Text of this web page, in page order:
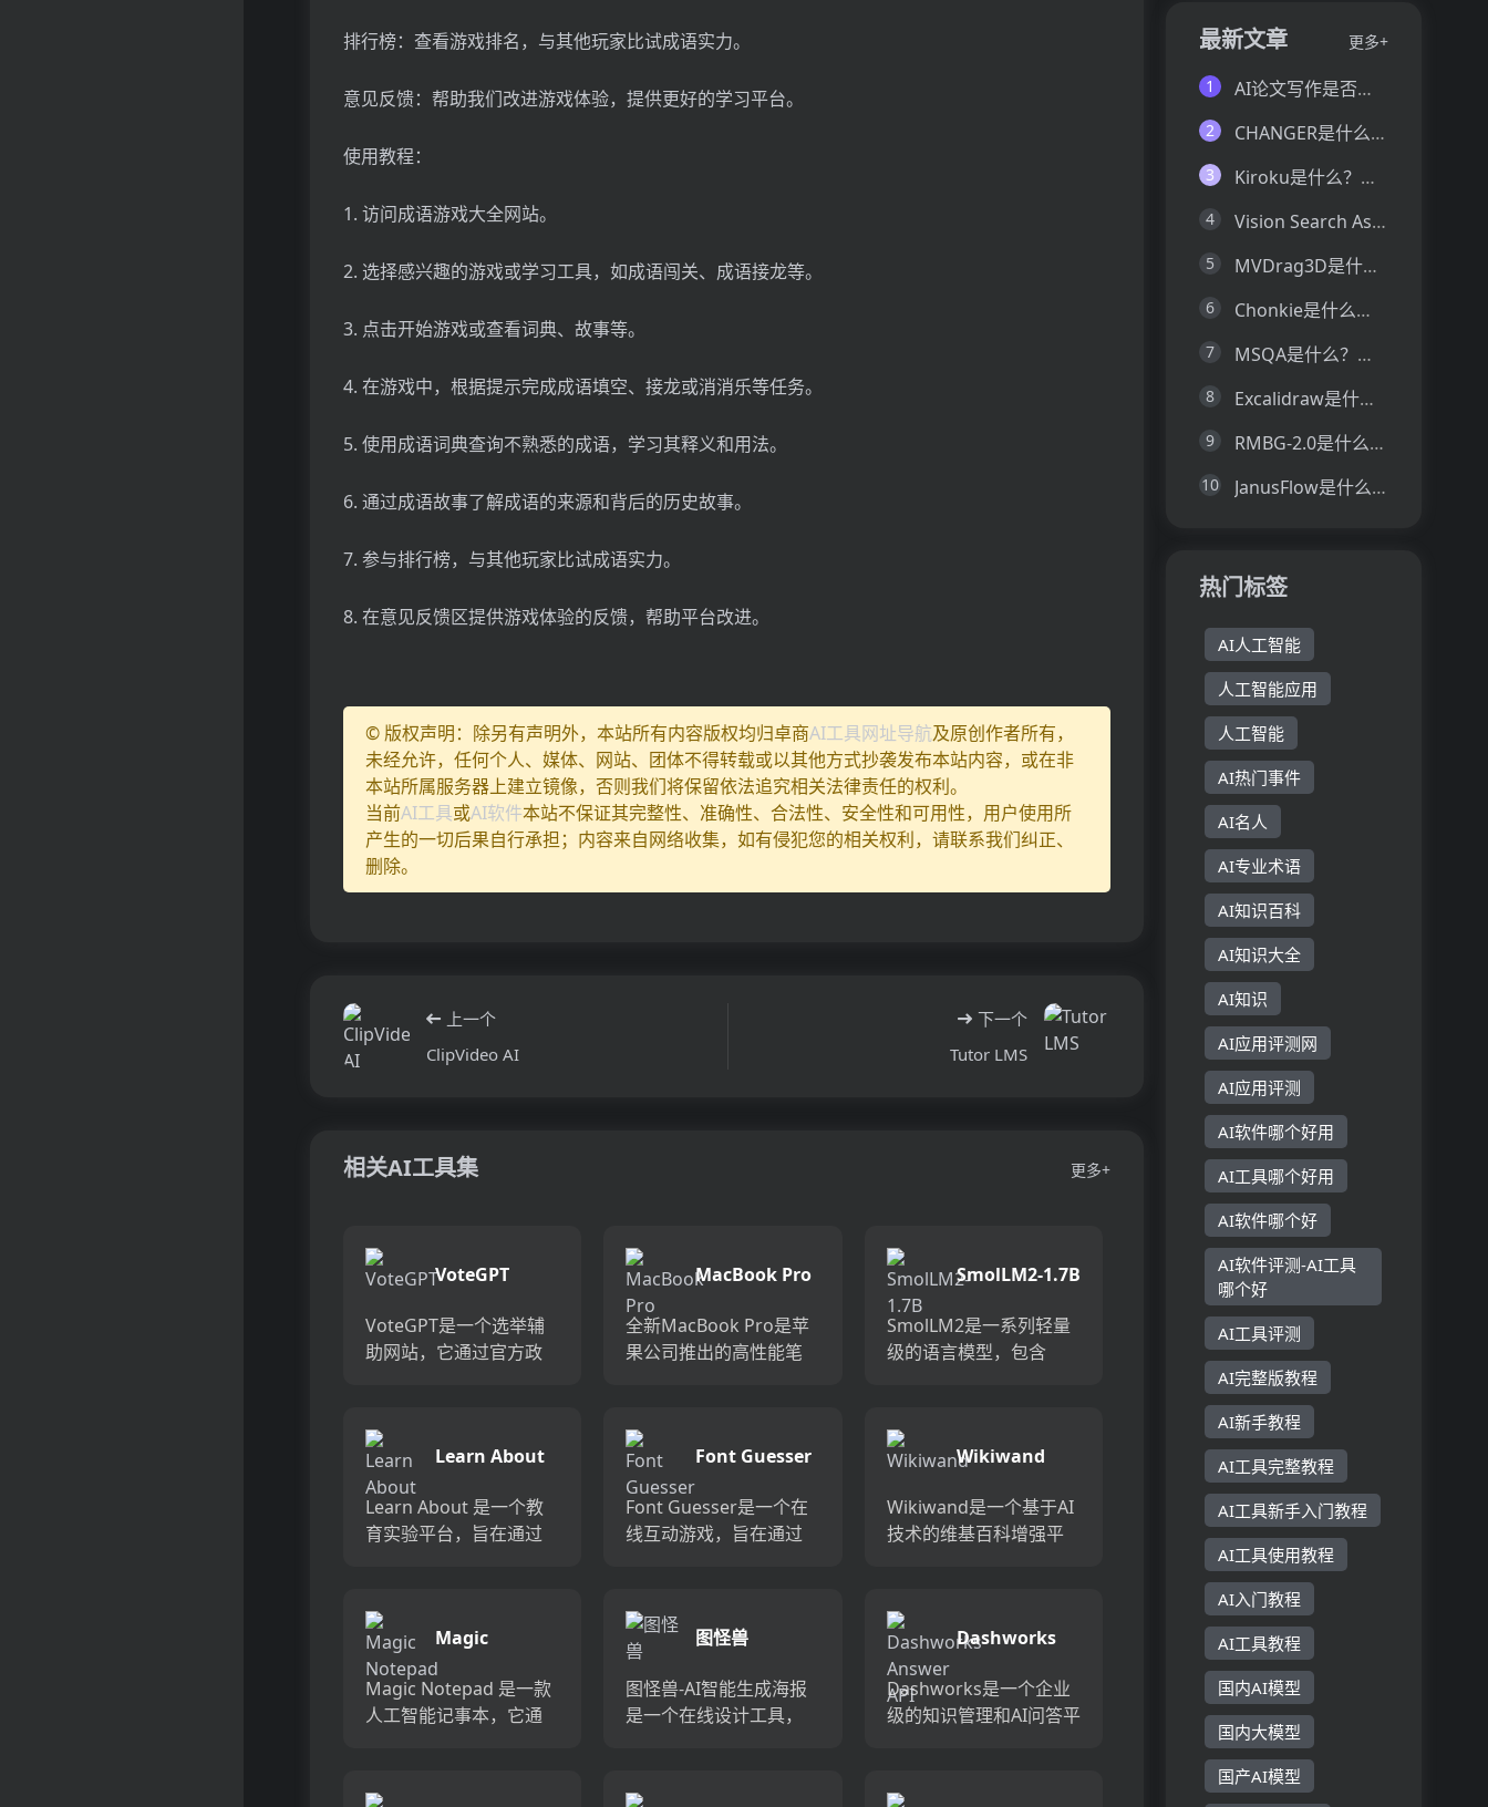
排行榜：查看游戏排名，与其他玩家比试成语实力。
意见反馈：帮助我们改进游戏体验，提供更好的学习平台。
使用教程：
1. 访问成语游戏大全网站。
2. 选择感兴趣的游戏或学习工具，如成语闯关、成语接龙等。
3. 点击开始游戏或查看词典、故事等。
4. 在游戏中，根据提示完成成语填空、接龙或消消乐等任务。
5. 使用成语词典查询不熟悉的成语，学习其释义和用法。
6. 通过成语故事了解成语的来源和背后的历史故事。
7. 参与排行榜，与其他玩家比试成语实力。
8. 在意见反馈区提供游戏体验的反馈，帮助平台改进。
© 版权声明：除另有声明外，本站所有内容版权均归卓商AI工具网址导航及原创作者所有，
未经允许，任何个人、媒体、网站、团体不得转载或以其他方式抄袭发布本站内容，或在非
本站所属服务器上建立镜像，否则我们将保留依法追究相关法律责任的权利。
当前AI工具或AI软件本站不保证其完整性、准确性、合法性、安全性和可用性，用户使用所
产生的一切后果自行承担；内容来自网络收集，如有侵犯您的相关权利，请联系我们纠正、
删除。
上一个
ClipVideo AI
下一个
Tutor LMS
相关AI工具集 更多+
VoteGPT
VoteGPT是一个选举辅
助网站，它通过官方政
候选人和政党的立场。
该产品的主要优点是提
供简单、诚实、无偏见
的信...
MacBook Pro
全新MacBook Pro是苹
果公司推出的高性能笔
片，包括M4、M4 Pro和
M4 Max，提供了更快的
处理...
SmolLM2-1.7B
SmolLM2是一系列轻量
级的语言模型，包含
够在保持轻量级的同时
解决广泛的任务，特别
Learn About
Learn About 是一个教
育实验平台，旨在通过
习新的话题。它涵盖了
历史、生物学、物理
学、经济学等多个领
域，...
Font Guesser
Font Guesser是一个在
线互动游戏，旨在通过
能力。用户需要根据展
示的字体样本猜测其类
型，包括Displ...
Wikiwand
Wikiwand是一个基于AI
技术的维基百科增强平
热门问题等功能，为用
户提供更快速、更深入
的学习和探索体验。...
Magic
Notepad
Magic Notepad 是一款
人工智能记事本，它通
美观的格式和下一步行
图怪兽
图怪兽-AI智能生成海报
是一个在线设计工具，
报。这个工具的主要优
Dashworks
Dashworks是一个企业
级的知识管理和AI问答平
问答能力集成到现有的
量，释放你的
Pi...
团队成员、对
话和工作流集
中在一个地
方,实现无缝
连接。主要功
能包括:组
最新文章 更多+
1 AI论文写作是否靠谱？这6款论文AI写作神器真的可以让你效率翻倍
2 CHANGER是什么？一文让你看懂CHANGER的技术原理、主要功能、应用场景
3 Kiroku是什么？一文让你看懂Kiroku的技术原理、主要功能、应用场景
4 Vision Search Assistant是什么？一文让你看懂Vision Search Assistant的技术原理、主要功能、应用场景
5 MVDrag3D是什么？一文让你看懂MVDrag3D的技术原理、主要功能、应用场景
6 Chonkie是什么？一文让你看懂Chonkie的技术原理、主要功能、应用场景
7 MSQA是什么？一文让你看懂MSQA的技术原理、主要功能、应用场景
8 Excalidraw是什么？一文让你看懂Excalidraw的技术原理、主要功能、应用场景
9 RMBG-2.0是什么？一文让你看懂RMBG-2.0的技术原理、主要功能、应用场景
10 JanusFlow是什么？一文让你看懂JanusFlow的技术原理、主要功能、应用场景
热门标签
AI人工智能
人工智能应用
人工智能
AI热门事件
AI名人
AI专业术语
AI知识百科
AI知识大全
AI知识
AI应用评测网
AI应用评测
AI软件哪个好用
AI工具哪个好用
AI软件哪个好
AI软件评测-AI工具
哪个好
AI工具评测
AI完整版教程
AI新手教程
AI工具完整教程
AI工具新手入门教程
AI工具使用教程
AI入门教程
AI工具教程
国内AI模型
国内大模型
国产AI模型